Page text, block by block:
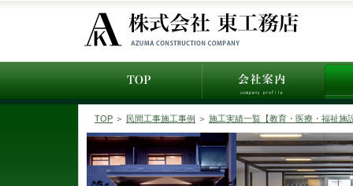
TOP ＞ 民間工事施工事例 ＞ 施工実績一覧【教育・医療・福祉施